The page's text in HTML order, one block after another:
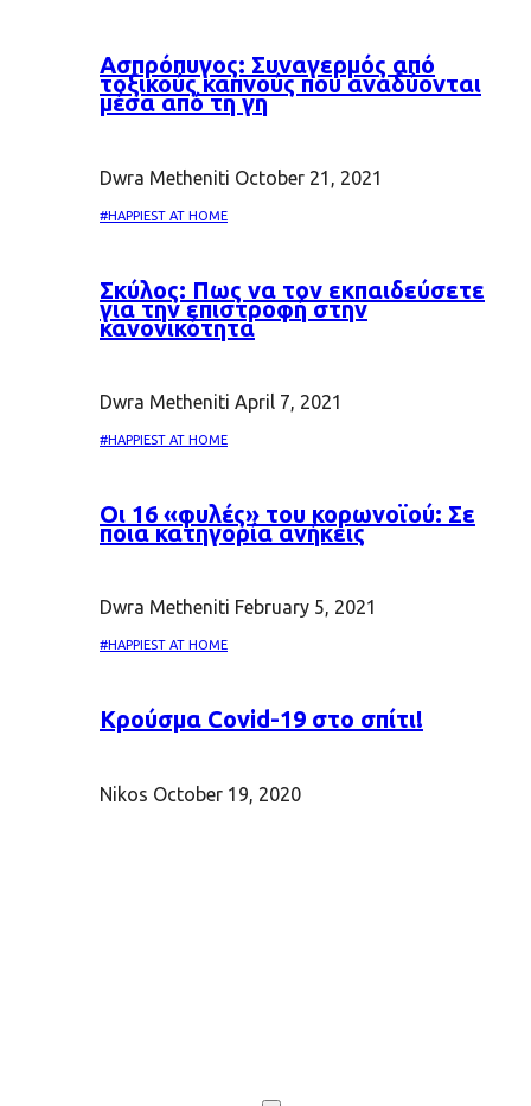
Ασπρόπυγος: Συναγερμός από
τοξικούς καπνούς που αναδύονται
μέσα από τη γη
Dwra Metheniti October 21, 2021
#HAPPIEST AT HOME
Σκύλος: Πως να τον εκπαιδεύσετε
για την επιστροφή στην
κανονικότητα
Dwra Metheniti April 7, 2021
#HAPPIEST AT HOME
Oι 16 «φυλές» του κορωνοϊού: Σε
ποια κατηγορία ανήκεις
Dwra Metheniti February 5, 2021
#HAPPIEST AT HOME
Κρούσμα Covid-19 στο σπίτι!
Nikos October 19, 2020